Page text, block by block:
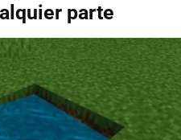
parte